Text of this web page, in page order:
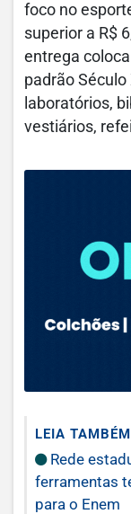
foco no
superior a R$
entrega
padrão Século
laboratórios,
vestiários,
LEIA
Rede
ferramentas
para o Enem